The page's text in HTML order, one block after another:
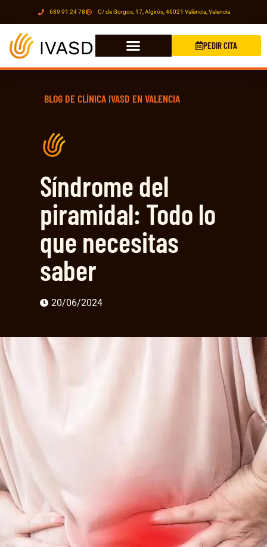
689 91 24 78 C/ de Gorgos, 17, Algirós, 46021 València, Valencia
PEDIR CITA
BLOG DE CLÍNICA IVASD EN VALENCIA
Síndrome del
piramidal: Todo lo
que necesitas
saber
20/06/2024